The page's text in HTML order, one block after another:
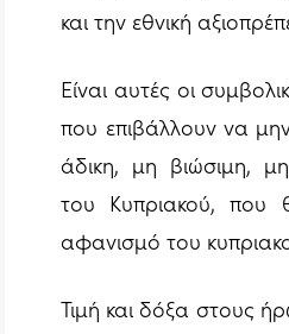
και την εθνική
Είναι αυτές οι
που επιβάλλουν να
άδικη, μη βιώσιμη,
του Κυπριακού, που
αφανισμό του
Τιμή και δόξα στους